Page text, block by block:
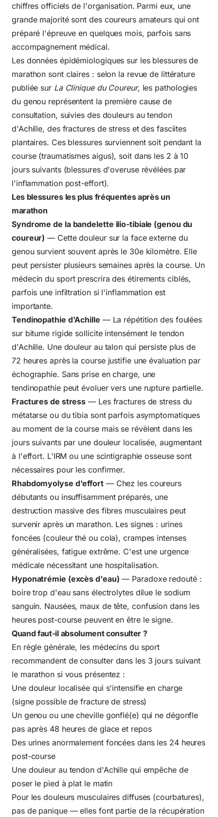
chiffres officiels de l'organisation. Parmi eux, une
grande majorité sont des coureurs amateurs qui ont
préparé l'épreuve en quelques mois, parfois sans
accompagnement médical.
Les données épidémiologiques sur les blessures de
marathon sont claires : selon la revue de littérature
publiée sur La Clinique du Coureur, les pathologies
du genou représentent la première cause de
consultation, suivies des douleurs au tendon
d'Achille, des fractures de stress et des fasciites
plantaires. Ces blessures surviennent soit pendant la
course (traumatismes aigus), soit dans les 2 à 10
jours suivants (blessures d'overuse révélées par
l'inflammation post-effort).
Les blessures les plus fréquentes après un
marathon
Syndrome de la bandelette ilio-tibiale (genou du
coureur) — Cette douleur sur la face externe du
genou survient souvent après le 30e kilomètre. Elle
peut persister plusieurs semaines après la course. Un
médecin du sportprescrira des étirements ciblés,
parfois une infiltration si l'inflammation est
importante.
Tendinopathie d'Achille — La répétition des foulées
sur bitume rigide sollicite intensément le tendon
d'Achille. Une douleur au talon qui persiste plus de
72 heures après la course justifie une évaluation par
échographie. Sans prise en charge, une
tendinopathie peut évoluer vers une rupture partielle.
Fractures de stress — Les fractures de stress du
métatarse ou du tibia sont parfois asymptomatiques
au moment de la course mais se révèlent dans les
jours suivants par une douleur localisée, augmentant
à l'effort. L'IRM ou une scintigraphie osseuse sont
nécessaires pour les confirmer.
Rhabdomyolyse d'effort— Chez les coureurs
débutants ou insuffisamment préparés, une
destruction massive des fibres musculaires peut
survenir après un marathon. Les signes : urines
foncées (couleur thé ou cola), crampes intenses
généralisées, fatigue extrême. C'est une urgence
médicale nécessitant une hospitalisation.
Hyponatrémie (excès d'eau) — Paradoxe redouté :
boire trop d'eau sans électrolytes dilue le sodium
sanguin. Nausées, maux de tête, confusion dans les
heures post-course peuvent en être le signe.
Quand faut-il absolument consulter ?
En règle générale, les médecins du sport
recommandent de consulter dans les 3 jours suivant
le marathon si vous présentez :
Une douleur localisée qui s'intensifie en charge
(signe possible de fracture de stress)
Un genou ou une cheville gonflé(e) qui ne dégonfle
pas après 48 heures de glace et repos
Des urines anormalement foncées dans les 24 heures
post-course
Une douleur au tendon d'Achille qui empêche de
poser le pied à plat le matin
Pour les douleurs musculaires diffuses (courbatures),
pas de panique — elles font partie de la récupération